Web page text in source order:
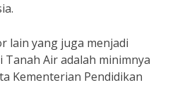
lain yang juga menjadi
Air adalah minimnya
Kementerian Pendidikan